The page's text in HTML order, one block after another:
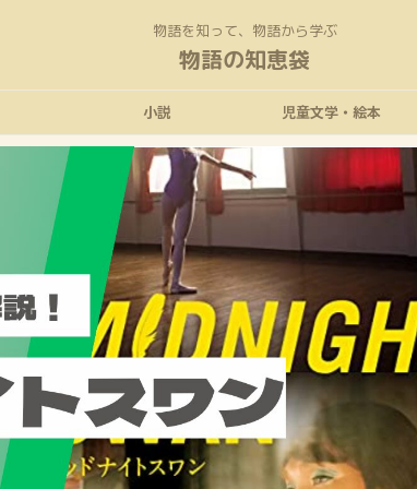
物語を知って、物語から学ぶ
物語の知恵袋
小説 児童文学・絵本